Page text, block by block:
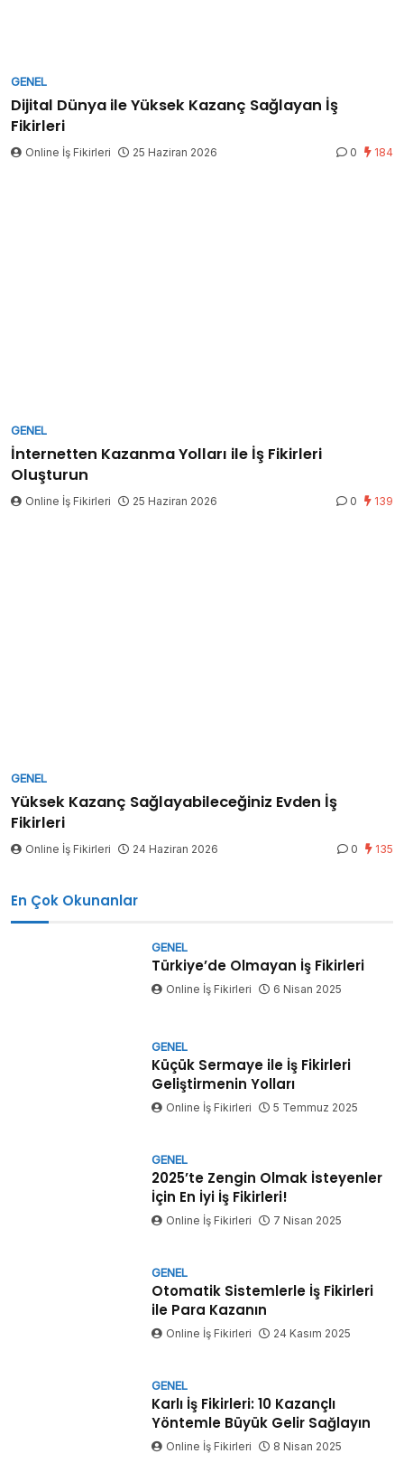
GENEL
Dijital Dünya ile Yüksek Kazanç Sağlayan İş
Fikirleri
Online İş Fikirleri 25 Haziran 2026 0 184
GENEL
İnternetten Kazanma Yolları ile İş Fikirleri
Oluşturun
Online İş Fikirleri 25 Haziran 2026 0 139
GENEL
Yüksek Kazanç Sağlayabileceğiniz Evden İş
Fikirleri
Online İş Fikirleri 24 Haziran 2026 0 135
En Çok Okunanlar
GENEL
Türkiye’de Olmayan İş Fikirleri
Online İş Fikirleri 6 Nisan 2025
GENEL
Küçük Sermaye ile İş Fikirleri
Geliştirmenin Yolları
Online İş Fikirleri 5 Temmuz 2025
GENEL
2025’te Zengin Olmak İsteyenler
İçin En İyi İş Fikirleri!
Online İş Fikirleri 7 Nisan 2025
GENEL
Otomatik Sistemlerle İş Fikirleri
ile Para Kazanın
Online İş Fikirleri 24 Kasım 2025
GENEL
Karlı İş Fikirleri: 10 Kazançlı
Yöntemle Büyük Gelir Sağlayın
Online İş Fikirleri 8 Nisan 2025